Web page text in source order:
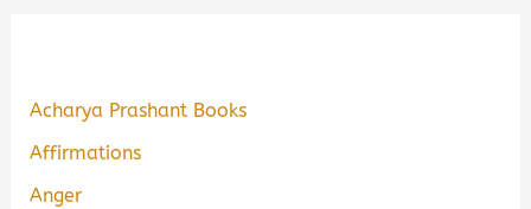
Acharya Prashant Books
Affirmations
Anger